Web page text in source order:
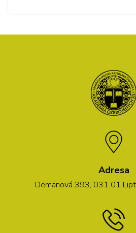
Adresa
Demänová 393, 031 01